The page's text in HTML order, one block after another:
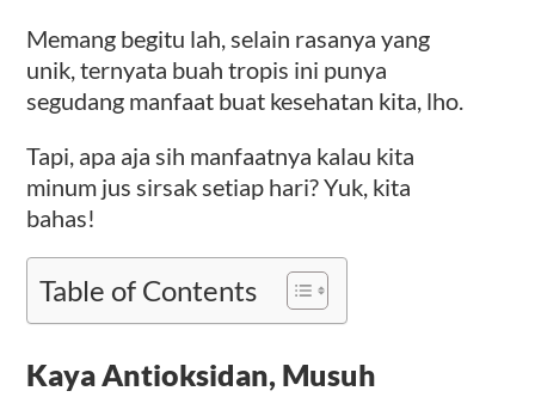
Memang begitu lah, selain rasanya yang
unik, ternyata buah tropis ini punya
segudang manfaat buat kesehatan kita, lho.
Tapi, apa aja sih manfaatnya kalau kita
minum jus sirsak setiap hari? Yuk, kita
bahas!
Table of Contents
Kaya Antioksidan, Musuh